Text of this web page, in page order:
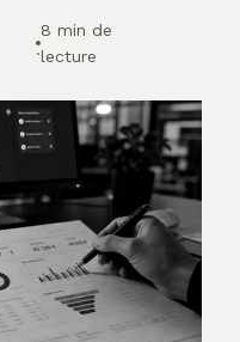
·
8 min de
lecture